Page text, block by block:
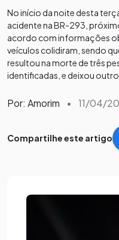
No início da noite desta
acidente na BR-293,
acordo com informações
veículos colidiram, sendo
resultou na morte de três
identificadas, e deixou
Por: Amorim • 11/04/
Compartilhe este artigo